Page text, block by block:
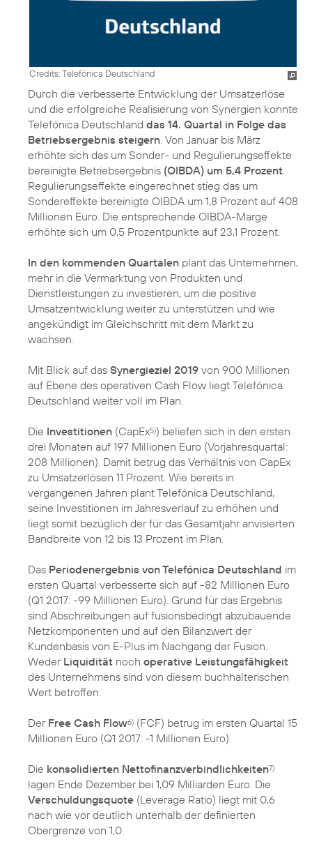
Credits: Telefónica Deutschland
Durch die verbesserte Entwicklung der Umsatzerlöse
und die erfolgreiche Realisierung von Synergien konnte
Telefónica Deutschland das 14. Quartal in Folge das
Betriebsergebnis steigern. Von Januar bis März
erhöhte sich das um Sonder- und Regulierungseffekte
bereinigte Betriebsergebnis (OIBDA) um 5,4 Prozent.
Regulierungseffekte eingerechnet stieg das um
Sondereffekte bereinigte OIBDA um 1,8 Prozent auf 408
Millionen Euro. Die entsprechende OIBDA-Marge
erhöhte sich um 0,5 Prozentpunkte auf 23,1 Prozent.
In den kommenden Quartalen plant das Unternehmen,
mehr in die Vermarktung von Produkten und
Dienstleistungen zu investieren, um die positive
Umsatzentwicklung weiter zu unterstützen und wie
angekündigt im Gleichschritt mit dem Markt zu
wachsen.
Mit Blick auf das Synergieziel 2019 von 900 Millionen
auf Ebene des operativen Cash Flow liegt Telefónica
Deutschland weiter voll im Plan.
Die Investitionen (CapEx5)) beliefen sich in den ersten
drei Monaten auf 197 Millionen Euro (Vorjahresquartal:
208 Millionen). Damit betrug das Verhältnis von CapEx
zu Umsatzerlösen 11 Prozent. Wie bereits in
vergangenen Jahren plant Telefónica Deutschland,
seine Investitionen im Jahresverlauf zu erhöhen und
liegt somit bezüglich der für das Gesamtjahr anvisierten
Bandbreite von 12 bis 13 Prozent im Plan.
Das Periodenergebnis von Telefónica Deutschland im
ersten Quartal verbesserte sich auf -82 Millionen Euro
(Q1 2017: -99 Millionen Euro). Grund für das Ergebnis
sind Abschreibungen auf fusionsbedingt abzubauende
Netzkomponenten und auf den Bilanzwert der
Kundenbasis von E-Plus im Nachgang der Fusion.
Weder Liquidität noch operative Leistungsfähigkeit
des Unternehmens sind von diesem buchhalterischen
Wert betroffen.
Der Free Cash Flow6) (FCF) betrug im ersten Quartal 15
Millionen Euro (Q1 2017: -1 Millionen Euro).
Die konsolidierten Nettofinanzverbindlichkeiten7)
lagen Ende Dezember bei 1,09 Milliarden Euro. Die
Verschuldungsquote (Leverage Ratio) liegt mit 0,6
nach wie vor deutlich unterhalb der definierten
Obergrenze von 1,0.